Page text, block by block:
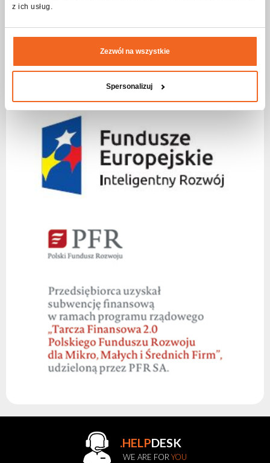
z ich usług.
Zezwól na wszystkie
Spersonalizuj
Read more
.HELPDESK
WE ARE FORYOU